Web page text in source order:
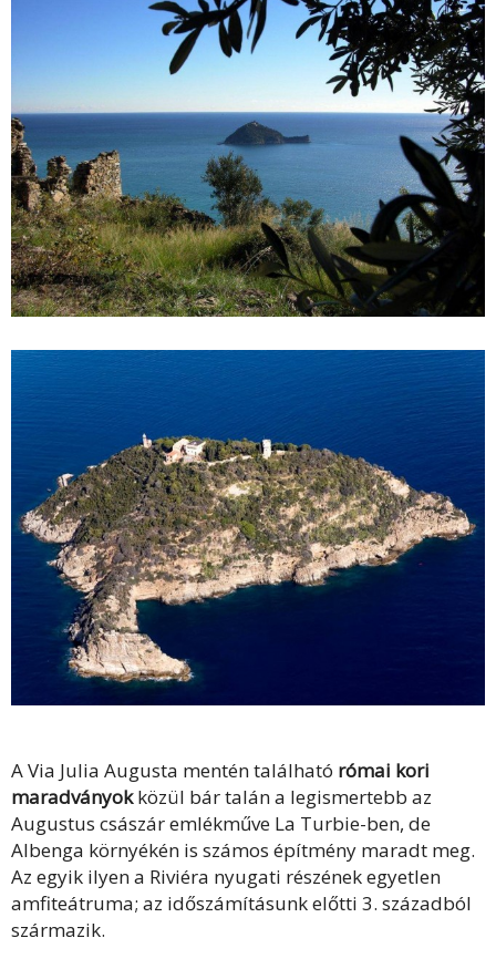
A Via Julia Augusta mentén található római kori
maradványokközül bár talán a legismertebb az
Augustus császár emlékműve La Turbie-ben, de
Albenga környékén is számos építmény maradt meg.
Az egyik ilyen a Riviéra nyugati részének egyetlen
amfiteátruma; az időszámításunk előtti 3. századból
származik.